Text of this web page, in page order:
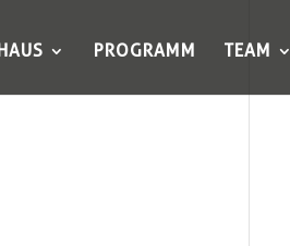
PROGRAMM TEAM